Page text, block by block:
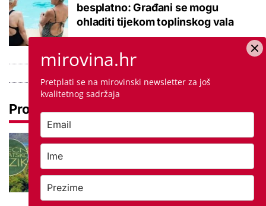
besplatno: Građani se mogu
ohladiti tijekom toplinskog vala
Pročitaj još
Tokom ili tijekom nastave? Ova
odgovor je zapravo jednostavan
mirovina.hr
Pretplati se na mirovinski newsletter za još
kvalitetnog sadržaja